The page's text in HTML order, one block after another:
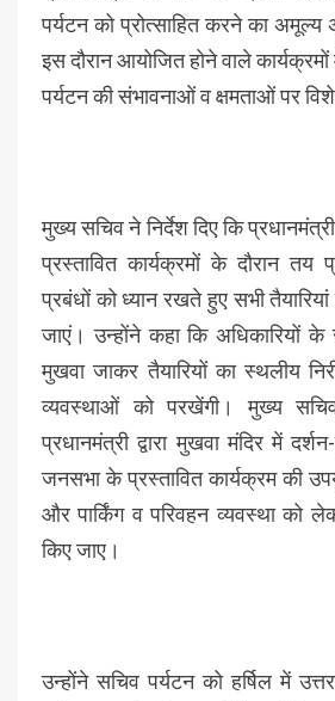
पर्यटन को प्रोत्साहित करने का अमूल्य
इस दौरान आयोजित होने वाले
पर्यटन की संभावनाओं व क्षमताओं पर
मुख्य सचिव ने निर्देश दिए कि
प्रस्तावित कार्यक्रमों के दौरान तय
प्रबंधों को ध्यान रखते हुए सभी
जाएं। उन्होंने कहा कि अधिकारियों के
मुखवा जाकर तैयारियों का स्थलीय
व्यवस्थाओं को परखेंगी। मुख्य
प्रधानमंत्री द्वारा मुखवा मंदिर में
जनसभा के प्रस्तावित कार्यक्रम की
और पार्किंग व परिवहन व्यवस्था को
किए जाए।
उन्होंने सचिव पर्यटन को हर्षिल में